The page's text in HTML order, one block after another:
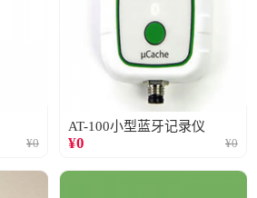
¥0
AT-100小型蓝牙记录仪
¥0 ¥0